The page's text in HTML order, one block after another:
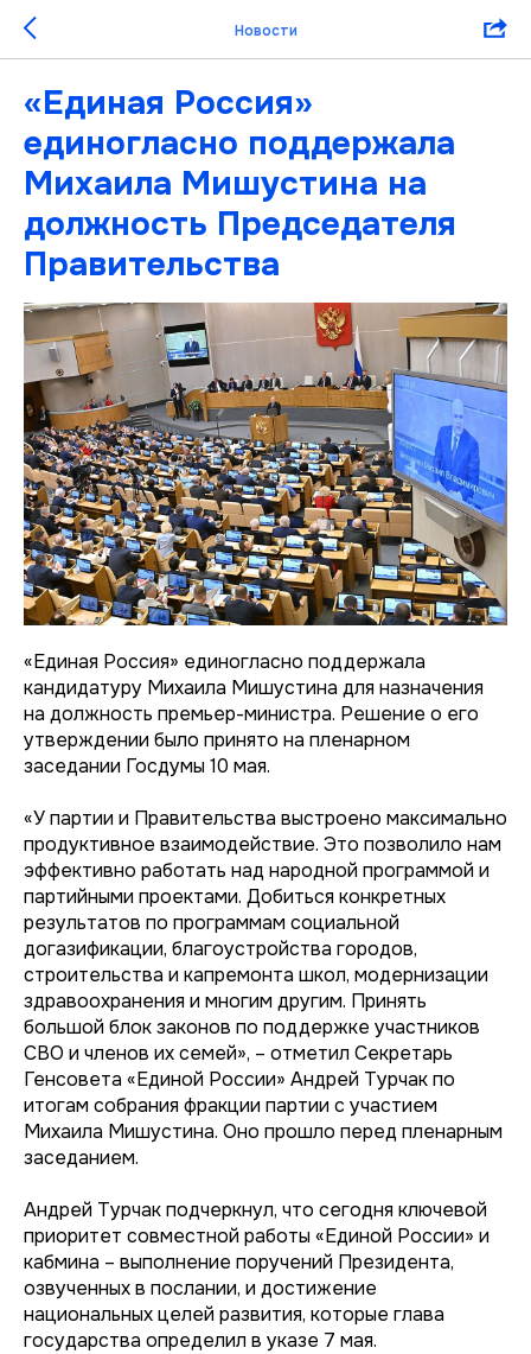
Новости
«Единая Россия»
единогласно поддержала
Михаила Мишустина на
должность Председателя
Правительства
«Единая Россия» единогласно поддержала
кандидатуру Михаила Мишустина для назначения
на должность премьер-министра. Решение о его
утверждении было принято на пленарном
заседании Госдумы 10 мая.
«У партии и Правительства выстроено максимально
продуктивное взаимодействие. Это позволило нам
эффективно работать над народной программой и
партийными проектами. Добиться конкретных
результатов по программам социальной
догазификации, благоустройства городов,
строительства и капремонта школ, модернизации
здравоохранения и многим другим. Принять
большой блок законов по поддержке участников
СВО и членов их семей», – отметил Секретарь
Генсовета «Единой России» Андрей Турчак по
итогам собрания фракции партии с участием
Михаила Мишустина. Оно прошло перед пленарным
заседанием.
Андрей Турчак подчеркнул, что сегодня ключевой
приоритет совместной работы «Единой России» и
кабмина – выполнение поручений Президента,
озвученных в послании, и достижение
национальных целей развития, которые глава
государства определил в указе 7 мая.